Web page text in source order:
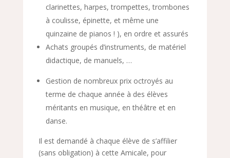
clarinettes, harpes, trompettes, trombones
à coulisse, épinette, et même une
quinzaine de pianos ! ), en ordre et assurés
Achats groupés d’instruments, de matériel
didactique, de manuels, …
Gestion de nombreux prix octroyés au
terme de chaque année à des élèves
méritants en musique, en théâtre et en
danse.
Il est demandé à chaque élève de s’affilier
(sans obligation) à cette Amicale, pour